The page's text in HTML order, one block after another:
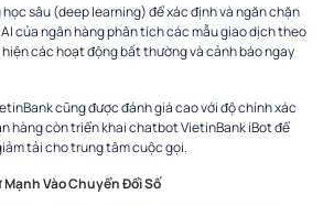
sâu (deep learning) để xác định và ngăn chặn
của ngân hàng phân tích các mẫu giao dịch theo
các hoạt động bất thường và cảnh báo ngay
cũng được đánh giá cao với độ chính xác
hàng còn triển khai chatbot VietinBank iBot để
tải cho trung tâm cuộc gọi.
Mạnh Vào Chuyển Đổi Số